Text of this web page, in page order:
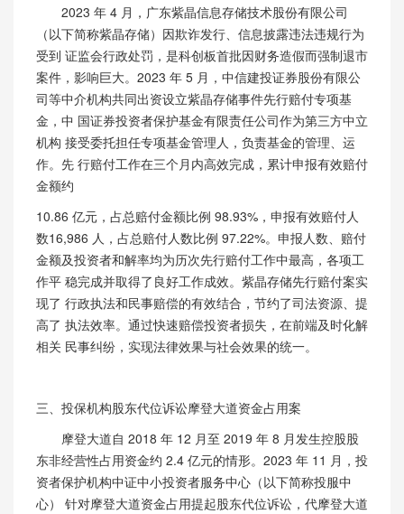
2023 年 4 月，广东紫晶信息存储技术股份有限公司
（以下简称紫晶存储）因欺诈发行、信息披露违法违规行为
受到 证监会行政处罚，是科创板首批因财务造假而强制退市
案件，影响巨大。2023 年 5 月，中信建投证券股份有限公
司等中介机构共同出资设立紫晶存储事件先行赔付专项基
金，中 国证券投资者保护基金有限责任公司作为第三方中立
机构 接受委托担任专项基金管理人，负责基金的管理、运
作。先 行赔付工作在三个月内高效完成，累计申报有效赔付
金额约
10.86 亿元，占总赔付金额比例 98.93%，申报有效赔付人
数16,986 人，占总赔付人数比例 97.22%。申报人数、赔付
金额及投资者和解率均为历次先行赔付工作中最高，各项工
作平 稳完成并取得了良好工作成效。紫晶存储先行赔付案实
现了 行政执法和民事赔偿的有效结合，节约了司法资源、提
高了 执法效率。通过快速赔偿投资者损失，在前端及时化解
相关 民事纠纷，实现法律效果与社会效果的统一。
三、投保机构股东代位诉讼摩登大道资金占用案
摩登大道自 2018 年 12 月至 2019 年 8 月发生控股股
东非经营性占用资金约 2.4 亿元的情形。2023 年 11 月，投
资者保护机构中证中小投资者服务中心（以下简称投服中
心） 针对摩登大道资金占用提起股东代位诉讼，代摩登大道